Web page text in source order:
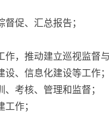
促、汇总报告；
推动建立巡视监督与
、信息化建设等工作；
考核、管理和监督；
作；